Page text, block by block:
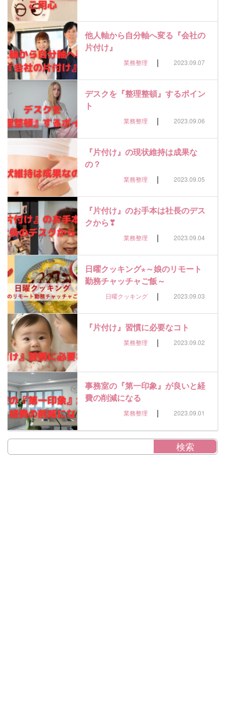
他人軸から自分軸へ変る『会社の
片付け』
業務整理 | 2023.09.07
デスクを『整理整頓』するポイン
ト
業務整理 | 2023.09.06
『片付け』の現状維持は成果な
の？
業務整理 | 2023.09.05
『片付け』のお手本は社長のデス
クから❣
業務整理 | 2023.09.04
日曜クッキング⋆～娘のリモート
勤務チャッチャご飯～
日曜クッキング | 2023.09.03
『片付け』習慣に必要なコト
業務整理 | 2023.09.02
事務室の『第一印象』が良いと経
費の削減になる
業務整理 | 2023.09.01